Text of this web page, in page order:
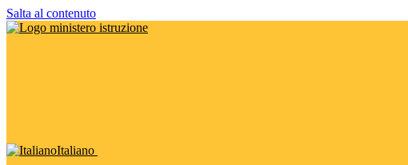
Salta al contenuto
Italiano